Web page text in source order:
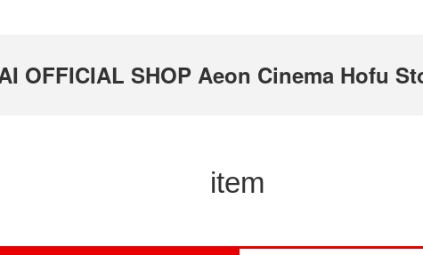
OFFICIAL SHOP Aeon Cinema Hofu
item